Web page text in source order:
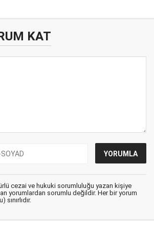
KAT
cezai ve hukuki sorumluluğu yazan kişiye
yorumlardan sorumlu değildir. Her bir yorum